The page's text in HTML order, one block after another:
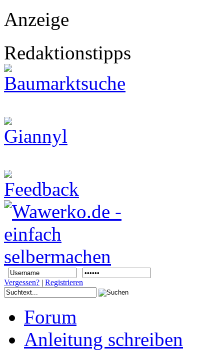
Anzeige
Redaktionstipps
Vergessen? | Registrieren
Forum
Anleitung schreiben